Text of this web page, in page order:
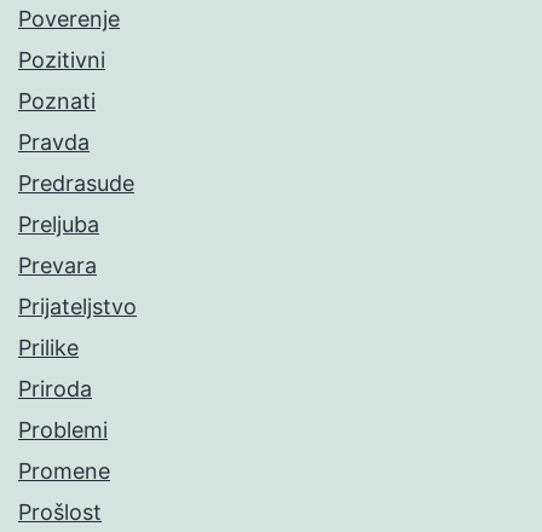
Poverenje
Pozitivni
Poznati
Pravda
Predrasude
Preljuba
Prevara
Prijateljstvo
Prilike
Priroda
Problemi
Promene
Prošlost